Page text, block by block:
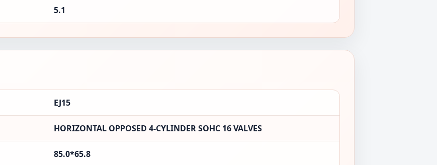
5.1
EJ15
HORIZONTAL OPPOSED 4-CYLINDER SOHC 16 VALVES
85.0*65.8